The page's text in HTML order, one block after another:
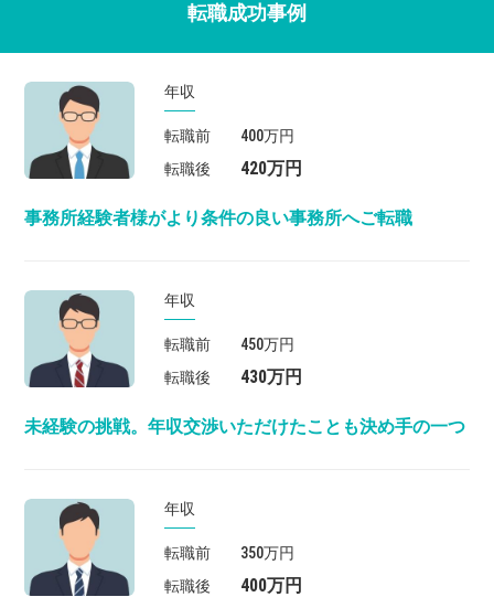
転職成功事例
年収
転職前
400万円
転職後
420万円
事務所経験者様がより条件の良い事務所へご転職
年収
転職前
450万円
転職後
430万円
未経験の挑戦。年収交渉いただけたことも決め手の一つ
年収
転職前
350万円
転職後
400万円